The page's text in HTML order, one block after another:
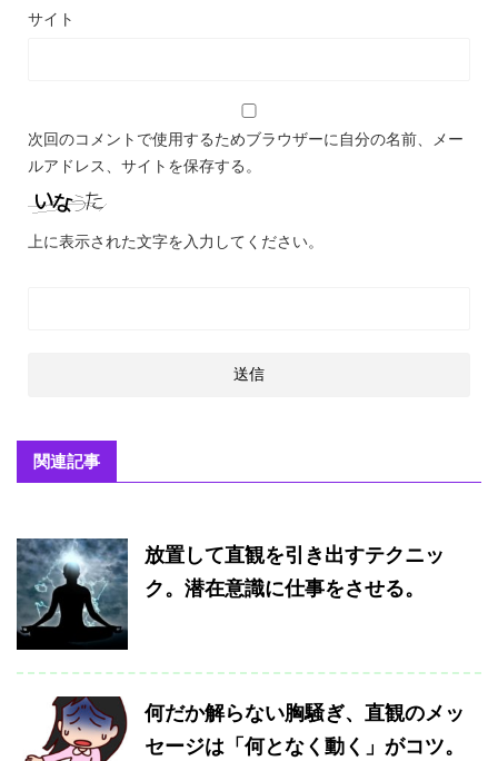
サイト
次回のコメントで使用するためブラウザーに自分の名前、メー
ルアドレス、サイトを保存する。
上に表示された文字を入力してください。
関連記事
放置して直観を引き出すテクニッ
ク。潜在意識に仕事をさせる。
何だか解らない胸騒ぎ、直観のメッ
セージは「何となく動く」がコツ。